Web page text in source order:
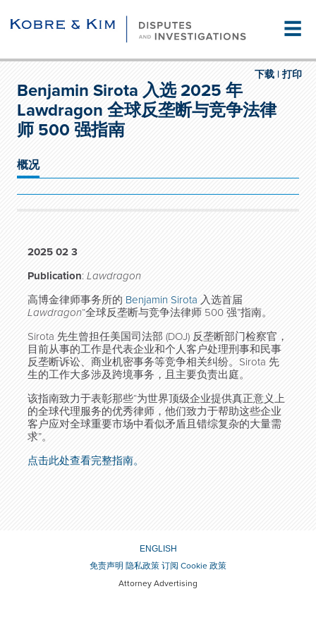
☰
打印
下载 |
Benjamin Sirota 入选 2025 年
Lawdragon 全球反垄断与竞争法律
师 500 强指南
概况
2025 02 3
Publication: Lawdragon
高博金律师事务所的 Benjamin Sirota 入选首届
Lawdragon“全球反垄断与竞争法律师 500 强”指南。
Sirota 先生曾担任美国司法部 (DOJ) 反垄断部门检察官，
目前从事的工作是代表企业和个人客户处理刑事和民事
反垄断诉讼、商业机密事务等竞争相关纠纷。Sirota 先
生的工作大多涉及跨境事务，且主要负责出庭。
该指南致力于表彰那些“为世界顶级企业提供真正意义上
的全球代理服务的优秀律师，他们致力于帮助这些企业
客户应对全球重要市场中看似矛盾且错综复杂的大量需
求”。
点击此处查看完整指南。
ENGLISH
免责声明 隐私政策 订阅 Cookie 政策
Attorney Advertising